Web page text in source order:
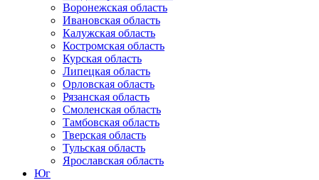
Воронежская область
Ивановская область
Калужская область
Костромская область
Курская область
Липецкая область
Орловская область
Рязанская область
Смоленская область
Тамбовская область
Тверская область
Тульская область
Ярославская область
Юг